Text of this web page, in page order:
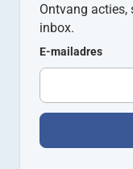
Ontvang acties,
inbox.
E-mailadres